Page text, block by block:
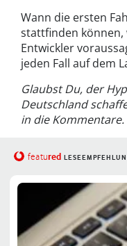
Wann die ersten
stattfinden
Entwickler
jeden Fall auf dem
Glaubst Du, der
Deutschland
in die Kommentare.
featured